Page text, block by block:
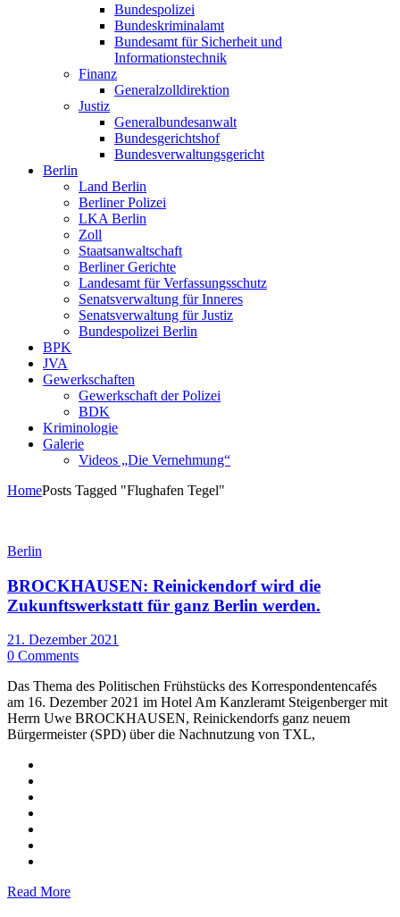
Bundespolizei
Bundeskriminalamt
Bundesamt für Sicherheit und
Informationstechnik
Finanz
Generalzolldirektion
Justiz
Generalbundesanwalt
Bundesgerichtshof
Bundesverwaltungsgericht
Berlin
Land Berlin
Berliner Polizei
LKA Berlin
Zoll
Staatsanwaltschaft
Berliner Gerichte
Landesamt für Verfassungsschutz
Senatsverwaltung für Inneres
Senatsverwaltung für Justiz
Bundespolizei Berlin
BPK
JVA
Gewerkschaften
Gewerkschaft der Polizei
BDK
Kriminologie
Galerie
Videos „Die Vernehmung“
HomePosts Tagged "Flughafen Tegel"
Berlin
BROCKHAUSEN: Reinickendorf wird die
Zukunftswerkstatt für ganz Berlin werden.
21. Dezember 2021
0 Comments
Das Thema des Politischen Frühstücks des Korrespondentencafés
am 16. Dezember 2021 im Hotel Am Kanzleramt Steigenberger mit
Herrn Uwe BROCKHAUSEN, Reinickendorfs ganz neuem
Bürgermeister (SPD) über die Nachnutzung von TXL,
Read More